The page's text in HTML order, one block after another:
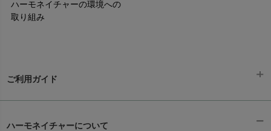
ハーモネイチャーの環境への
取り組み
ご利用ガイド
ハーモネイチャーについて